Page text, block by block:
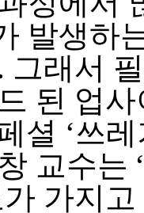
발생하
그래서
된 업
셜 ‘쓰
교수는
가지